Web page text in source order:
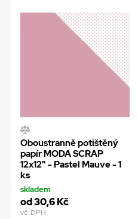
Oboustranně potištěný
papír MODA SCRAP
12x12" - Pastel Mauve - 1
ks
skladem
od 30,6 Kč
vč. DPH